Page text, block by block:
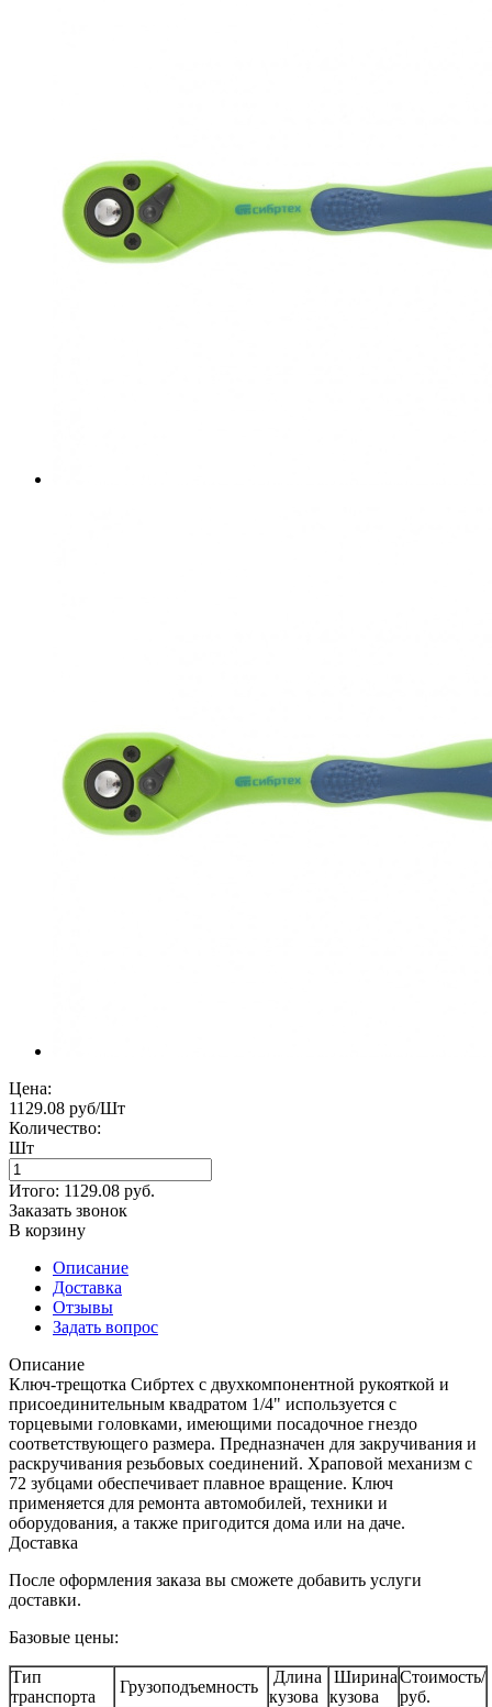
Цена:
1129.08 руб/Шт
Количество:
Шт
Итого: 1129.08 руб.
Заказать звонок
В корзину
Описание
Доставка
Отзывы
Задать вопрос
Описание
Ключ-трещотка Сибртех с двухкомпонентной рукояткой и
присоединительным квадратом 1/4" используется с
торцевыми головками, имеющими посадочное гнездо
соответствующего размера. Предназначен для закручивания и
раскручивания резьбовых соединений. Храповой механизм с
72 зубцами обеспечивает плавное вращение. Ключ
применяется для ремонта автомобилей, техники и
оборудования, а также пригодится дома или на даче.
Доставка
После оформления заказа вы сможете добавить услуги
доставки.
Базовые цены:
Тип
транспорта
Грузоподъемность
Длина
кузова
Ширина
кузова
Стоимость/
руб.